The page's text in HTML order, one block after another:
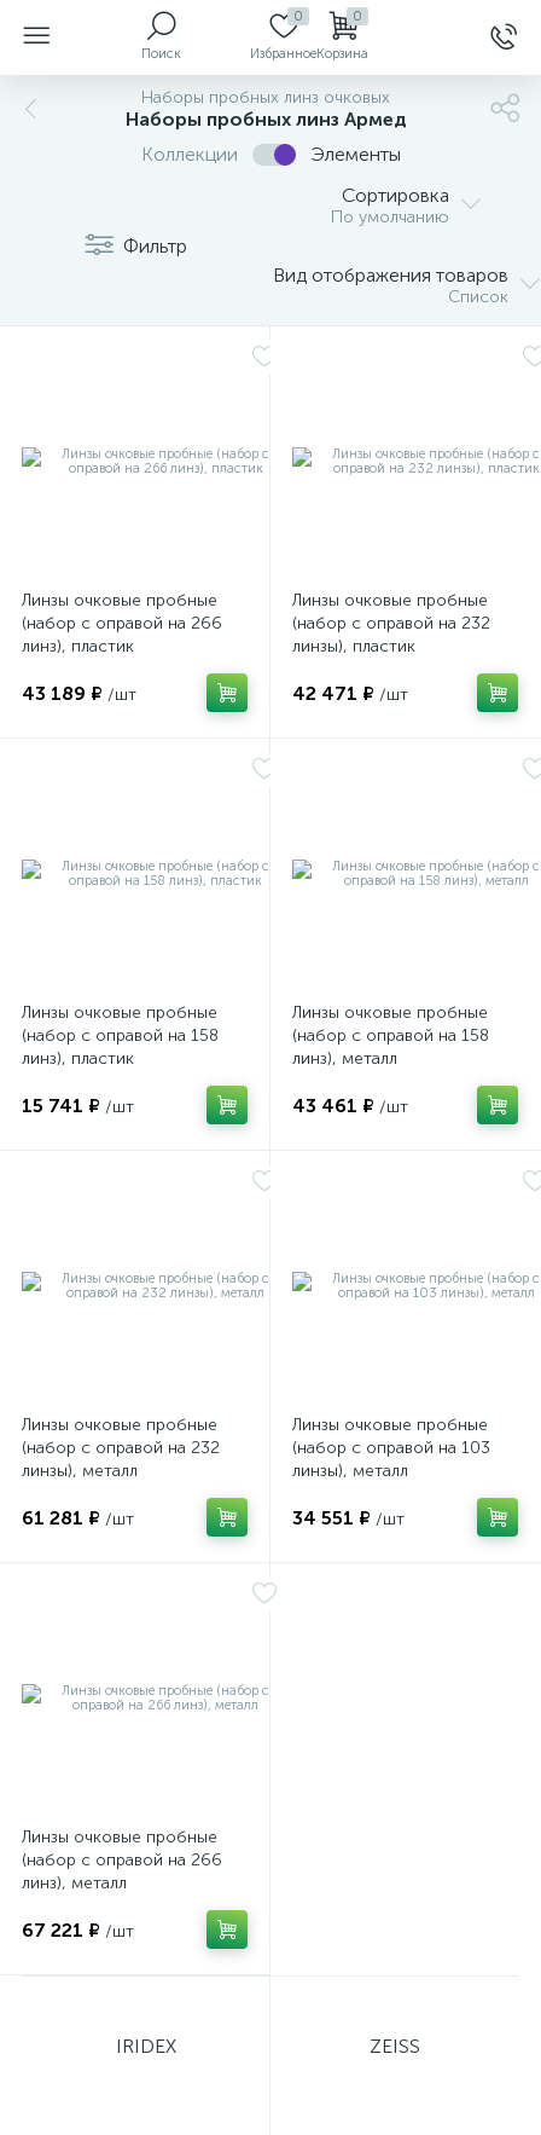
Поиск
0
Избранное
0
Корзина
Наборы пробных линз очковых
Наборы пробных линз Армед
Коллекции
Элементы
Фильтр
Сортировка
По умолчанию
Вид отображения товаров
Список
Линзы очковые пробные
(набор с оправой на 266
линз), пластик
43 189 ₽ /шт
Линзы очковые пробные
(набор с оправой на 232
линзы), пластик
42 471 ₽ /шт
Линзы очковые пробные
(набор с оправой на 158
линз), пластик
15 741 ₽ /шт
Линзы очковые пробные
(набор с оправой на 158
линз), металл
43 461 ₽ /шт
Линзы очковые пробные
(набор с оправой на 232
линзы), металл
61 281 ₽ /шт
Линзы очковые пробные
(набор с оправой на 103
линзы), металл
34 551 ₽ /шт
Линзы очковые пробные
(набор с оправой на 266
линз), металл
67 221 ₽ /шт
IRIDEX ZEISS